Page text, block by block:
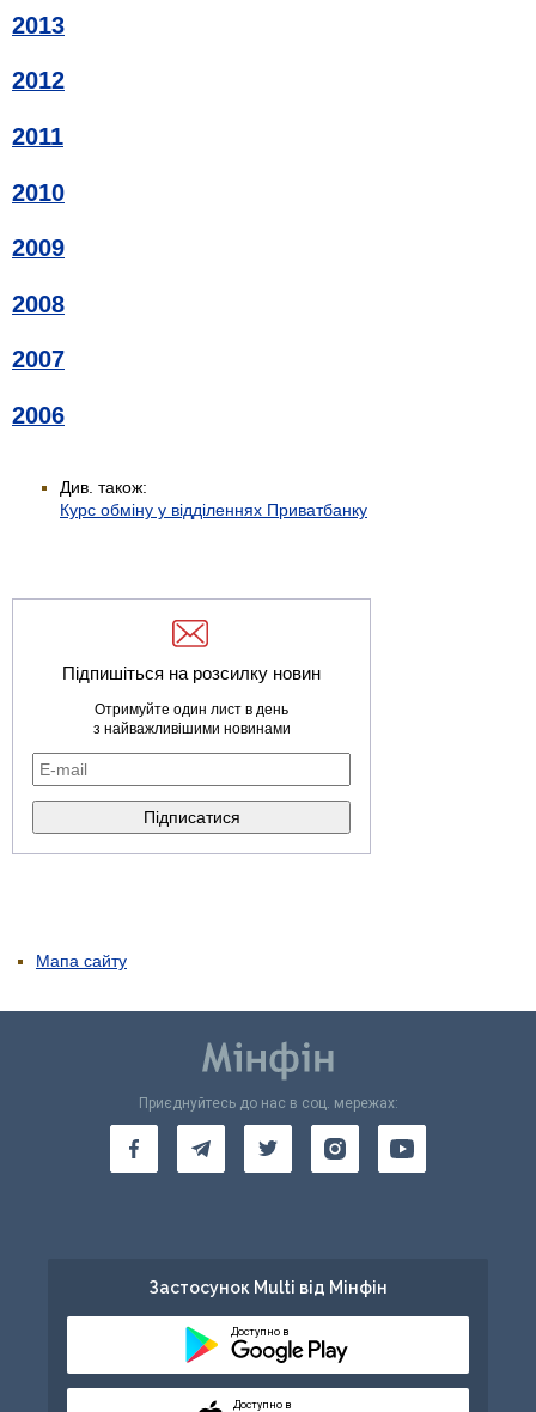
2013
2012
2011
2010
2009
2008
2007
2006
Див. також:
Курс обміну у відділеннях Приватбанку
Підпишіться на розсилку новин
Отримуйте один лист в день
з найважливішими новинами
Мапа сайту
Приєднуйтесь до нас в соц. мережах:
Застосунок Multi від Мінфін
Доступно в
Доступно в